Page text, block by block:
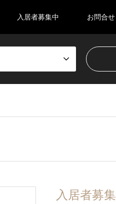
入居者募集中 お問合せ
入居者募集